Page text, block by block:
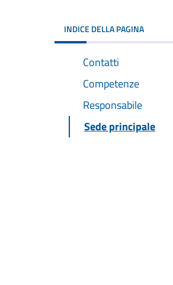
INDICE DELLA PAGINA
Contatti
Competenze
Responsabile
Sede principale